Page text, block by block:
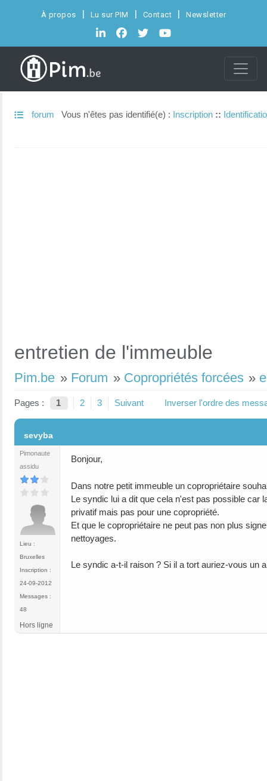
À propos Lu sur PIM Contact Newsletter
forum Vous n'êtes pas identifié(e) : Inscription ::
entretien de l'immeuble
Pim.be » Forum » Copropriétés forcées »
Pages : 1 2 3 Suivant Inverser l'ordre des
sevyba
Pimonaute
assidu
Lieu :
Bruxelles
Inscription :
24-09-2012
Messages :
48
Bonjour,
Dans notre petit immeuble un copropriétaire
Le syndic lui a dit que cela n'est pas possible car
privatif mais pas pour une copropriété.
Et que le copropriétaire ne peut pas non plus
nettoyages.
Le syndic a-t-il raison ? Si il a tort auriez-vous un
Hors ligne